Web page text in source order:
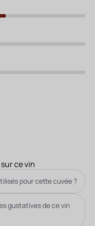
ce vin
pour cette cuvée ?
gustatives de ce vin